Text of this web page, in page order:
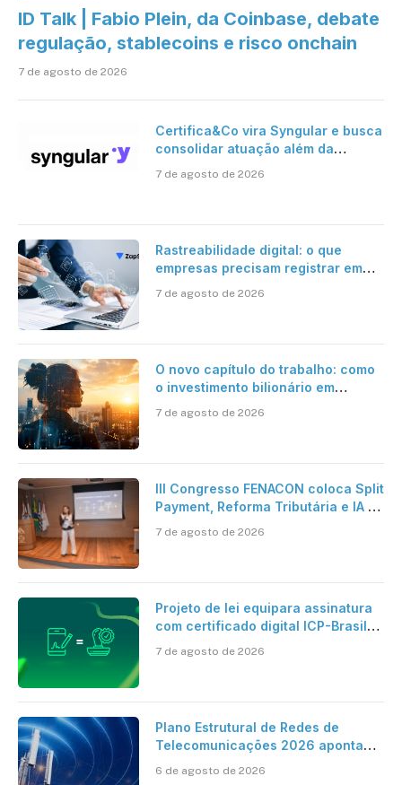
ID Talk | Fabio Plein, da Coinbase, debate
regulação, stablecoins e risco onchain
7 de agosto de 2026
Certifica&Co vira Syngular e busca
consolidar atuação além da
7 de agosto de 2026
Rastreabilidade digital: o que
empresas precisam registrar em
7 de agosto de 2026
O novo capítulo do trabalho: como
o investimento bilionário em
verdadeira era da inteligência
7 de agosto de 2026
III Congresso FENACON coloca Split
Payment, Reforma Tributária e IA no
7 de agosto de 2026
Projeto de lei equipara assinatura
com certificado digital ICP-Brasil
cartório
7 de agosto de 2026
Plano Estrutural de Redes de
Telecomunicações 2026 aponta
mantém desafio
6 de agosto de 2026